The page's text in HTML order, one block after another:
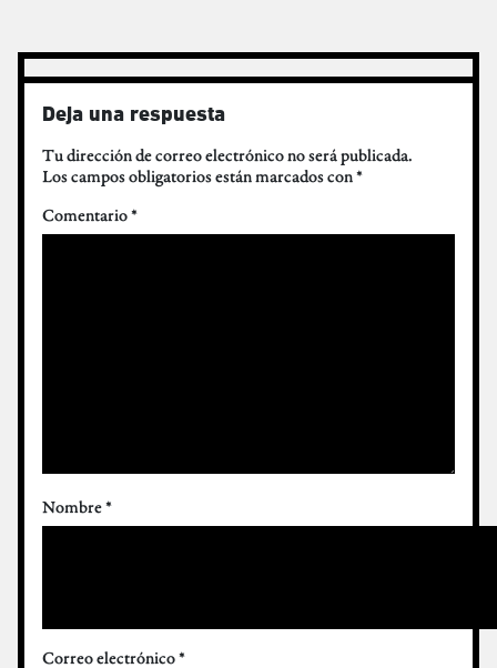
Deja una respuesta
Tu dirección de correo electrónico no será publicada.
Los campos obligatorios están marcados con*
Comentario*
Nombre*
Correo electrónico*